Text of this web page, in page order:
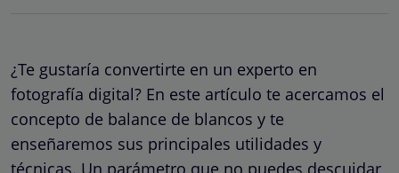
¿Te gustaría convertirte en un experto en
fotografía digital? En este artículo te acercamos el
concepto de balance de blancos y te
enseñaremos sus principales utilidades y
técnicas. Un parámetro que no puedes descuidar